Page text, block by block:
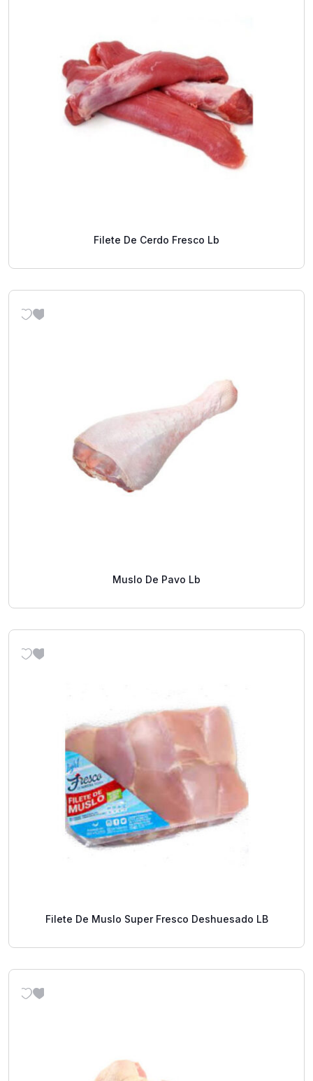
Filete De Cerdo Fresco Lb
Muslo De Pavo Lb
Filete De Muslo Super Fresco Deshuesado LB